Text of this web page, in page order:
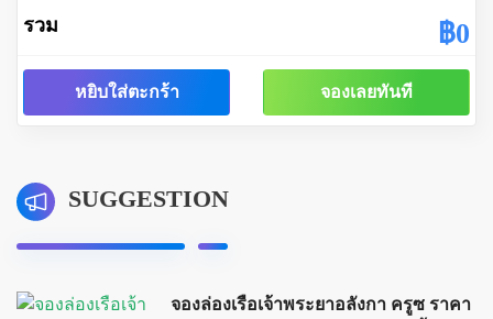
รวม ฿0
หยิบใส่ตะกร้า จองเลยทันที
SUGGESTION
จองล่องเรือเจ้าพระยาอลังกา ครูซ ราคา